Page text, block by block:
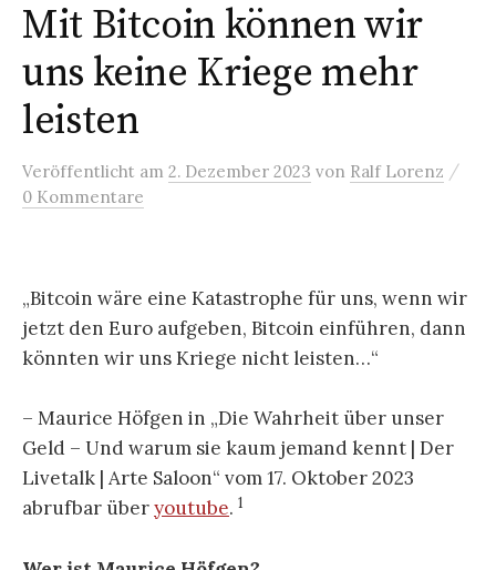
Mit Bitcoin können wir
uns keine Kriege mehr
leisten
Veröffentlicht am 2. Dezember 2023 von Ralf Lorenz /
0 Kommentare
„Bitcoin wäre eine Katastrophe für uns, wenn wir
jetzt den Euro aufgeben, Bitcoin einführen, dann
könnten wir uns Kriege nicht leisten…“
– Maurice Höfgen in „Die Wahrheit über unser
Geld – Und warum sie kaum jemand kennt | Der
Livetalk | Arte Saloon“ vom 17. Oktober 2023
abrufbar überyoutube. 1